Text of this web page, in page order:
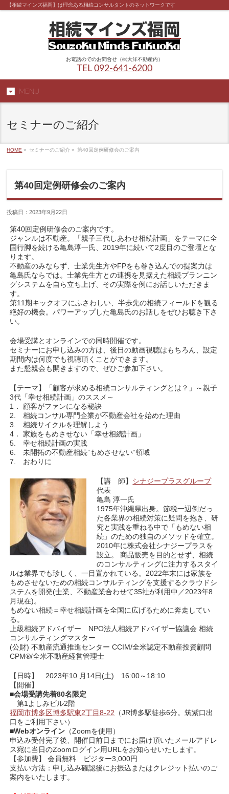
【相続マインズ福岡】は理念ある相続コンサルタントのネットワークです
お電話のでのお問合せ（㈱大洋不動産内）
TEL 092-641-6200
MENU
セミナーのご紹介
HOME » セミナーのご紹介 » 第40回定例研修会のご案内
第40回定例研修会のご案内
投稿日：2023年9月22日
第40回定例研修会のご案内です。
ジャンルは不動産。「親子三代しあわせ相続計画」をテーマに全
国行脚を続ける亀島淳一氏、2019年に続いて2度目のご登壇とな
ります。
不動産のみならず、士業先生方やFPをも巻き込んでの提案力は
亀島氏ならでは。士業先生方との連携を見据えた相続プランニン
グシステムを自ら立ち上げ、その実際を例にお話しいただきま
す。
第11期キックオフにふさわしい、半歩先の相続フィールドを観る
絶好の機会。パワーアップした亀島氏のお話しをぜひお聴き下さ
い。
会場受講とオンラインでの同時開催です。
セミナーにお申し込みの方は、後日の動画視聴はもちろん、設定
期間内は何度でも視聴頂くことができます。
また懇親会も開きますので、ぜひご参加下さい。
【テーマ】「顧客が求める相続コンサルティングとは？」～親子
3代「幸せ相続計画」のススメ～
1． 顧客がファンになる秘訣
2. 相続コンサル専門企業が不動産会社を始めた理由
3. 相続サイクルを理解しよう
4． 家族をもめさせない「幸せ相続計画」
5. 幸せ相続計画の実践
6. 未開拓の不動産相続”もめさせない“領域
7. おわりに
【講 師】 シナジープラスグループ
代表
亀島 淳一氏
1975年沖縄県出身。節税一辺倒だっ
た各業界の相続対策に疑問を抱き、研
究と実践を重ねる中で「もめない相
続」のための独自のメソッドを確立。
2010年に株式会社シナジープラスを
設立。 商品販売を目的とせず、相続
のコンサルティングに注力するスタイ
ルは業界でも珍しく、一目置かれている。2022年末には家族を
もめさせないための相続コンサルティングを支援するクラウドシ
ステムを開発(士業、不動産業合わせて35社が利用中／2023年8
月現在)。
もめない相続＝幸せ相続計画を全国に広げるために奔走してい
る。
上級相続アドバイザー NPO法人相続アドバイザー協議会 相続
コンサルティングマスター
(公財) 不動産流通推進センター CCIM/全米認定不動産投資顧問
CPM®/全米不動産経営管理士
【日時】 2023年10 月14日(土) 16:00～18:10
【開催】
■会場受講先着80名限定
第1よしみビル2階
福岡市博多区博多駅東2丁目8-22 （JR博多駅徒歩6分。筑紫口出
口をご利用下さい）
■Webオンライン （Zoomを使用）
申込み受付完了後、開催日前日までにお届け頂いたメールアドレ
ス宛に当日のZoomログイン用URLをお知らせいたします。
【参加費】 会員無料 ビジター3,000円
支払い方法：申し込み確認後にお振込またはクレジット払いのご
案内をいたします。